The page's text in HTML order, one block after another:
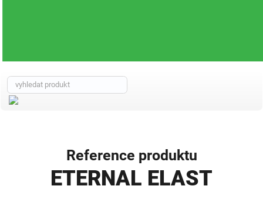
Reference produktu
ETERNAL ELAST